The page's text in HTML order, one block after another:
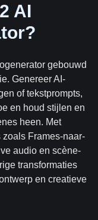
AI
gebouwd
Genereer AI-
of tekstprompts,
en houd stijlen en
heen. Met
Frames-naar-
audio en scène-
transformaties
en creatieve